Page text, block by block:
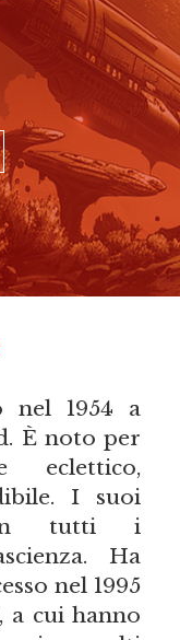
nel 1954 a
È noto per
eclettico,
I suoi
in tutti i
Ha
nel 1995
, a cui hanno